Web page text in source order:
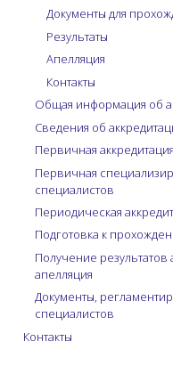
Документы для
Результаты
Апелляция
Контакты
Общая информация об
Сведения об
Первичная
Первичная
специалистов
Периодическая
Подготовка к
Получение
апелляция
Документы,
специалистов
Контакты